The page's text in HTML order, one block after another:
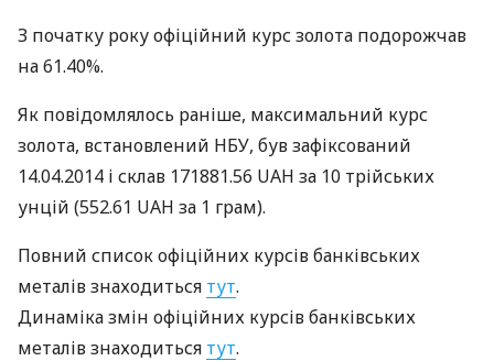
З початку року офіційний курс золота подорожчав
на 61.40%.
Як повідомлялось раніше, максимальний курс
золота, встановлений НБУ, був зафіксований
14.04.2014 і склав 171881.56 UAH за 10 трiйських
унцій (552.61 UAH за 1 грам).
Повний список офіційних курсів банківських
металів знаходиться тут.
Динаміка змін офіційних курсів банківських
металів знаходиться тут.